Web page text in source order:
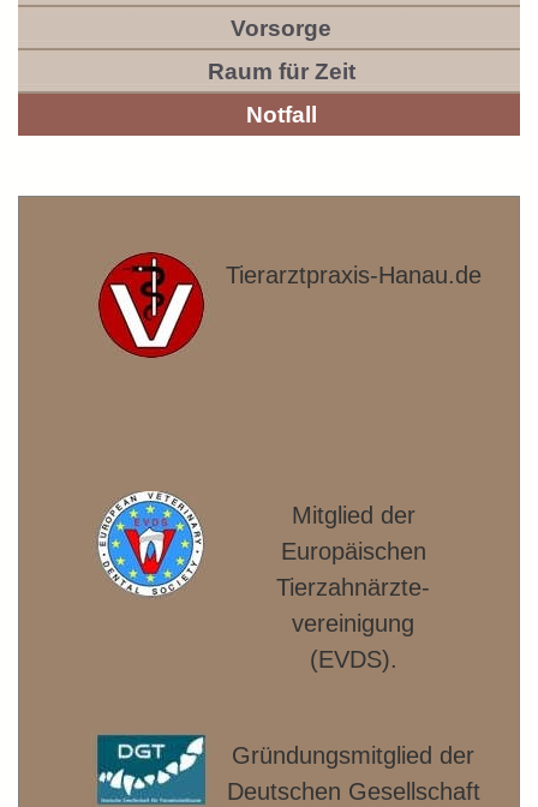
Vorsorge
Raum für Zeit
Notfall
Tierarztpraxis-Hanau.de
Mitglied der
Europäischen
Tierzahnärzte­
vereinigung
(EVDS).
Gründungsmitglied der
Deut­schen Gesellschaft